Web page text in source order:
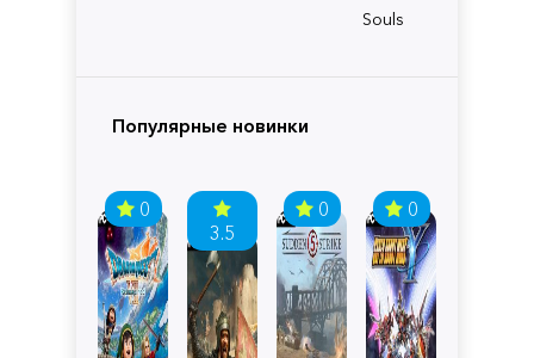
Souls
Популярные новинки
0
3.5
0 0